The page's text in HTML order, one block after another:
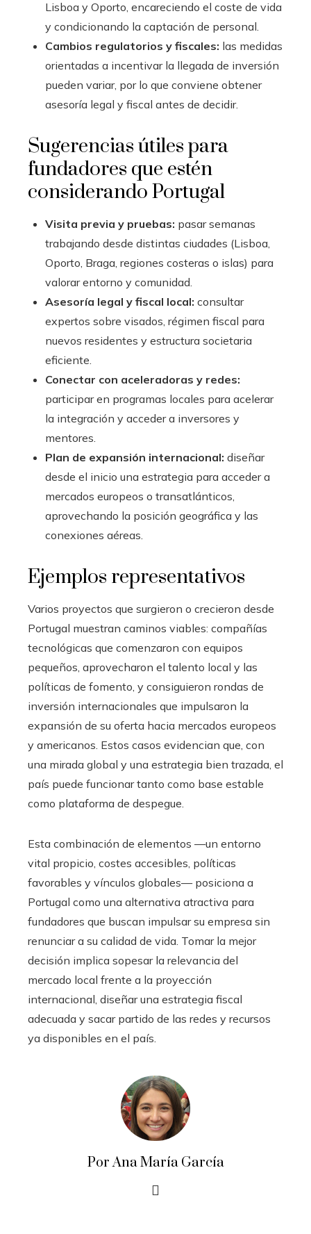
Lisboa y Oporto, encareciendo el coste de vida
y condicionando la captación de personal.
Cambios regulatorios y fiscales: las medidas
orientadas a incentivar la llegada de inversión
pueden variar, por lo que conviene obtener
asesoría legal y fiscal antes de decidir.
Sugerencias útiles para
fundadores que estén
considerando Portugal
Visita previa y pruebas: pasar semanas
trabajando desde distintas ciudades (Lisboa,
Oporto, Braga, regiones costeras o islas) para
valorar entorno y comunidad.
Asesoría legal y fiscal local: consultar
expertos sobre visados, régimen fiscal para
nuevos residentes y estructura societaria
eficiente.
Conectar con aceleradoras y redes:
participar en programas locales para acelerar
la integración y acceder a inversores y
mentores.
Plan de expansión internacional: diseñar
desde el inicio una estrategia para acceder a
mercados europeos o transatlánticos,
aprovechando la posición geográfica y las
conexiones aéreas.
Ejemplos representativos
Varios proyectos que surgieron o crecieron desde
Portugal muestran caminos viables: compañías
tecnológicas que comenzaron con equipos
pequeños, aprovecharon el talento local y las
políticas de fomento, y consiguieron rondas de
inversión internacionales que impulsaron la
expansión de su oferta hacia mercados europeos
y americanos. Estos casos evidencian que, con
una mirada global y una estrategia bien trazada, el
país puede funcionar tanto como base estable
como plataforma de despegue.
Esta combinación de elementos —un entorno
vital propicio, costes accesibles, políticas
favorables y vínculos globales— posiciona a
Portugal como una alternativa atractiva para
fundadores que buscan impulsar su empresa sin
renunciar a su calidad de vida. Tomar la mejor
decisión implica sopesar la relevancia del
mercado local frente a la proyección
internacional, diseñar una estrategia fiscal
adecuada y sacar partido de las redes y recursos
ya disponibles en el país.
Por Ana María García